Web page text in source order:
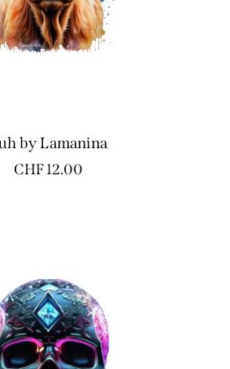
by Lamanina
CHF12.00